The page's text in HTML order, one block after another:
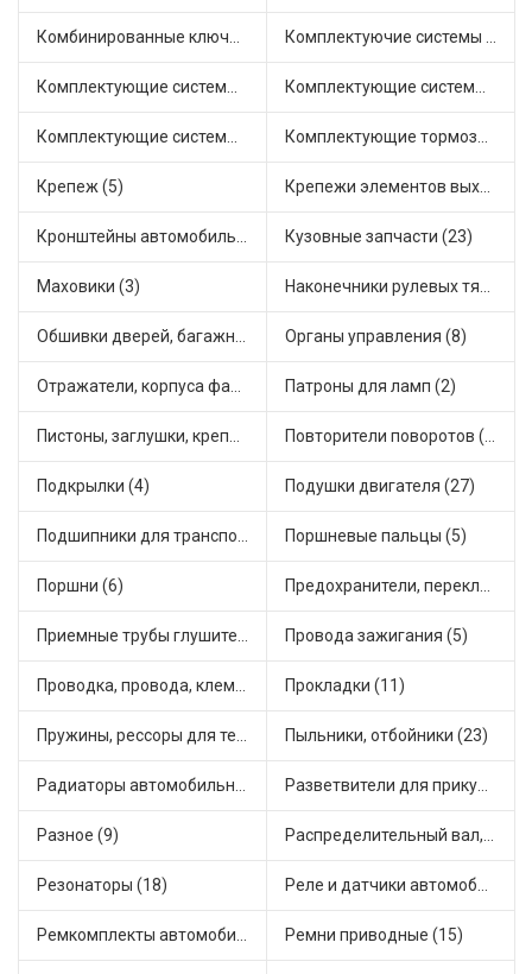
Комбинированные ключи (1) Комплектуючие системы стеклоочистителя (7)
Комплектующие системы выпуска отработавших газов (13) Комплектующие системы отопления (18)
Комплектующие системы питания (12) Комплектующие тормозной системы (6)
Крепеж (5) Крепежи элементов выхлопной системы (4)
Кронштейны автомобильные (3) Кузовные запчасти (23)
Маховики (3) Наконечники рулевых тяг (18)
Обшивки дверей, багажника, потолков, накладки салона (1) Органы управления (8)
Отражатели, корпуса фар и фонарей (3) Патроны для ламп (2)
Пистоны, заглушки, крепежные элементы (2) Повторители поворотов (3)
Подкрылки (4) Подушки двигателя (27)
Подшипники для транспорта (21) Поршневые пальцы (5)
Поршни (6) Предохранители, переключатели, кнопки автомобильные (43)
Приемные трубы глушителя (1) Провода зажигания (5)
Проводка, провода, клеммы и разъемы (7) Прокладки (11)
Пружины, рессоры для техники (7) Пыльники, отбойники (23)
Радиаторы автомобильные (7) Разветвители для прикуривателя (2)
Разное (9) Распределительный вал, шестерни распределительного (3)
Резонаторы (18) Реле и датчики автомобильные (81)
Ремкомплекты автомобильные (19) Ремни приводные (15)